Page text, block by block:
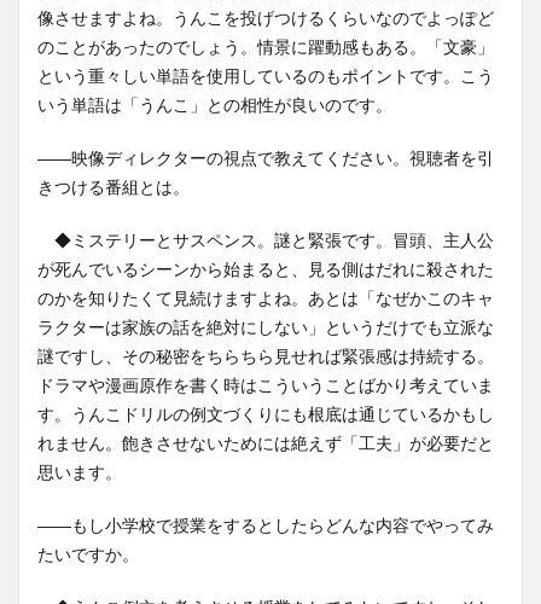
像させますよね。うんこを投げつけるくらいなのでよっぽど
のことがあったのでしょう。情景に躍動感もある。「文豪」
という重々しい単語を使用しているのもポイントです。こう
いう単語は「うんこ」との相性が良いのです。
――映像ディレクターの視点で教えてください。視聴者を引
きつける番組とは。
◆ミステリーとサスペンス。謎と緊張です。冒頭、主人公
が死んでいるシーンから始まると、見る側はだれに殺された
のかを知りたくて見続けますよね。あとは「なぜかこのキャ
ラクターは家族の話を絶対にしない」というだけでも立派な
謎ですし、その秘密をちらちら見せれば緊張感は持続する。
ドラマや漫画原作を書く時はこういうことばかり考えていま
す。うんこドリルの例文づくりにも根底は通じているかもし
れません。飽きさせないためには絶えず「工夫」が必要だと
思います。
――もし小学校で授業をするとしたらどんな内容でやってみ
たいですか。